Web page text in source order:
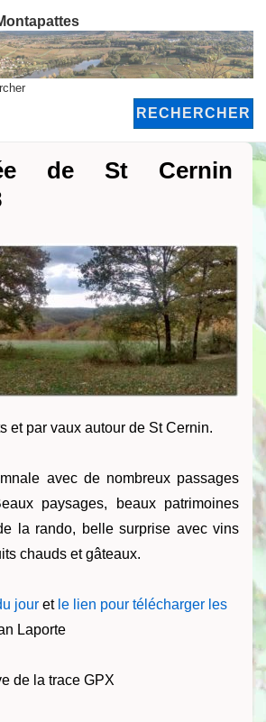
RECHERCHER
de St Cernin
et par vaux autour de St Cernin.
avec de nombreux passages
paysages, beaux patrimoines
la rando, belle surprise avec vins
chauds et gâteaux.
jour et le lien pour télécharger les
Laporte
de la trace GPX